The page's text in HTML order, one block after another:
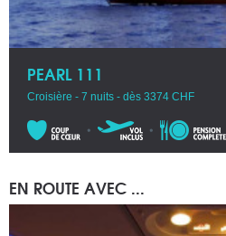
PEARL 111
Croisière - 7 nuits - dès 3374 CHF
EN ROUTE AVEC ...